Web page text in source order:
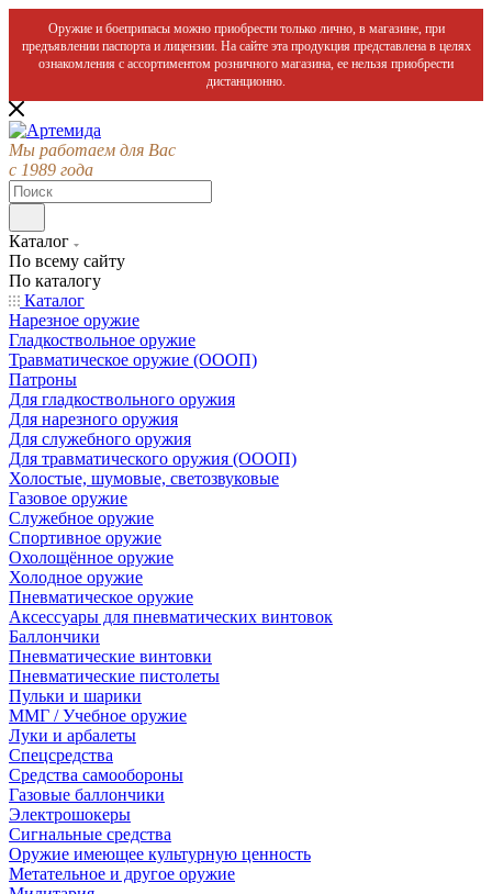
Оружие и боеприпасы можно приобрести только лично, в магазине, при
предъявлении паспорта и лицензии. На сайте эта продукция представлена в целях
ознакомления с ассортиментом розничного магазина, ее нельзя приобрести
дистанционно.
Мы работаем для Вас
с 1989 года
Каталог
По всему сайту
По каталогу
Каталог
Нарезное оружие
Гладкоствольное оружие
Травматическое оружие (ОООП)
Патроны
Для гладкоствольного оружия
Для нарезного оружия
Для служебного оружия
Для травматического оружия (ОООП)
Холостые, шумовые, светозвуковые
Газовое оружие
Служебное оружие
Спортивное оружие
Охолощённое оружие
Холодное оружие
Пневматическое оружие
Аксессуары для пневматических винтовок
Баллончики
Пневматические винтовки
Пневматические пистолеты
Пульки и шарики
ММГ / Учебное оружие
Луки и арбалеты
Спецсредства
Средства самообороны
Газовые баллончики
Электрошокеры
Сигнальные средства
Оружие имеющее культурную ценность
Метательное и другое оружие